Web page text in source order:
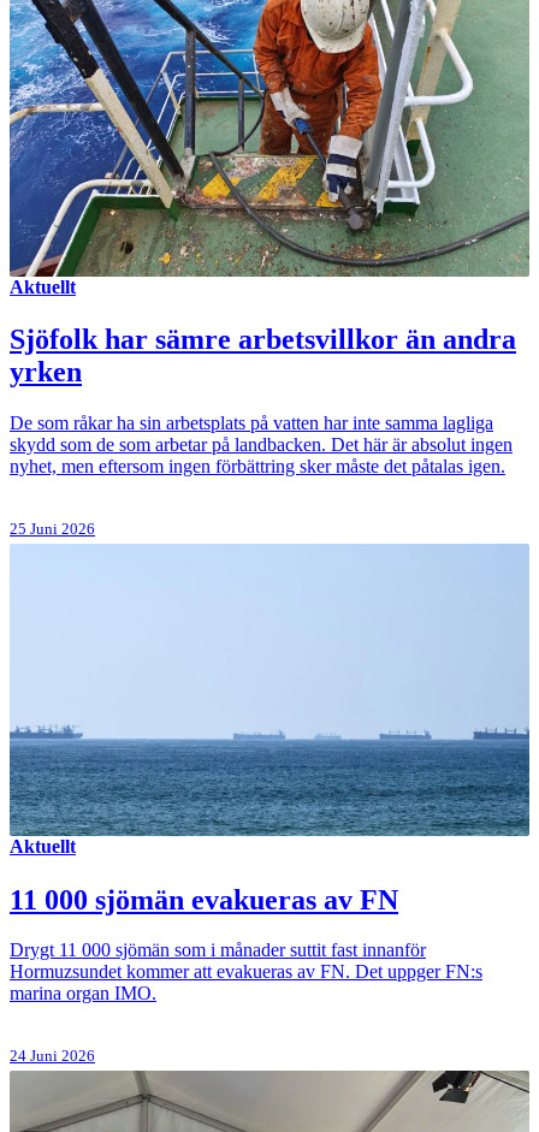
Aktuellt
Sjöfolk har sämre arbetsvillkor än andra
yrken
De som råkar ha sin arbetsplats på vatten har inte samma lagliga
skydd som de som arbetar på landbacken. Det här är absolut ingen
nyhet, men eftersom ingen förbättring sker måste det påtalas igen.
25 Juni 2026
Aktuellt
11 000 sjömän evakueras av FN
Drygt 11 000 sjömän som i månader suttit fast innanför
Hormuzsundet kommer att evakueras av FN. Det uppger FN:s
marina organ IMO.
24 Juni 2026